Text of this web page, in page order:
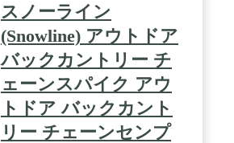
スノーライン
(Snowline) アウトドア
バックカントリー チ
ェーンスパイク アウ
トドア バックカント
リー チェーンセンプ